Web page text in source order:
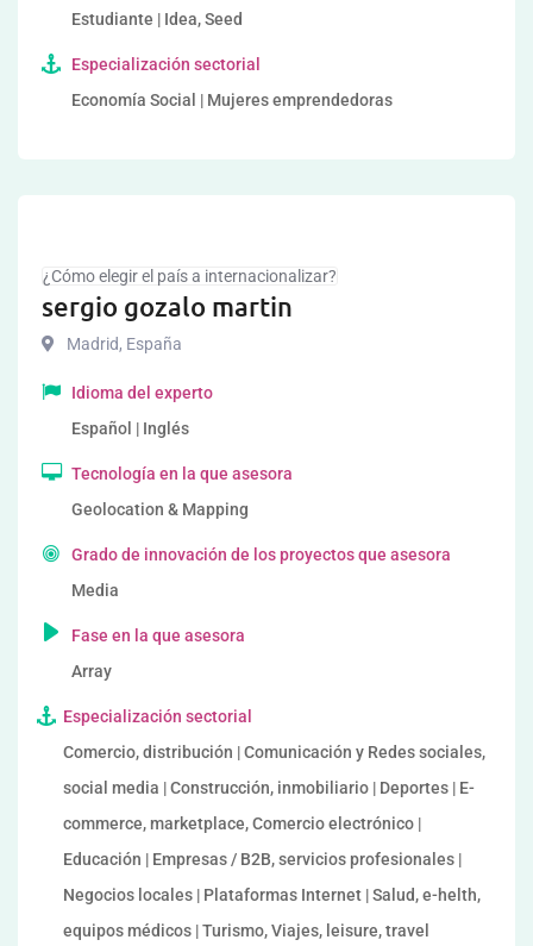
Estudiante | Idea, Seed
Especialización sectorial
Economía Social | Mujeres emprendedoras
¿Cómo elegir el país a internacionalizar?
sergio gozalo martin
Madrid, España
Idioma del experto
Español | Inglés
Tecnología en la que asesora
Geolocation & Mapping
Grado de innovación de los proyectos que asesora
Media
Fase en la que asesora
Array
Especialización sectorial
Comercio, distribución | Comunicación y Redes sociales,
social media | Construcción, inmobiliario | Deportes | E-
commerce, marketplace, Comercio electrónico |
Educación | Empresas / B2B, servicios profesionales |
Negocios locales | Plataformas Internet | Salud, e-helth,
equipos médicos | Turismo, Viajes, leisure, travel